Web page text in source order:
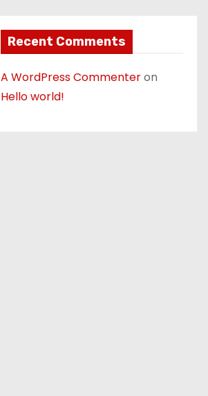
Recent Comments
A WordPress Commenteron
Hello world!